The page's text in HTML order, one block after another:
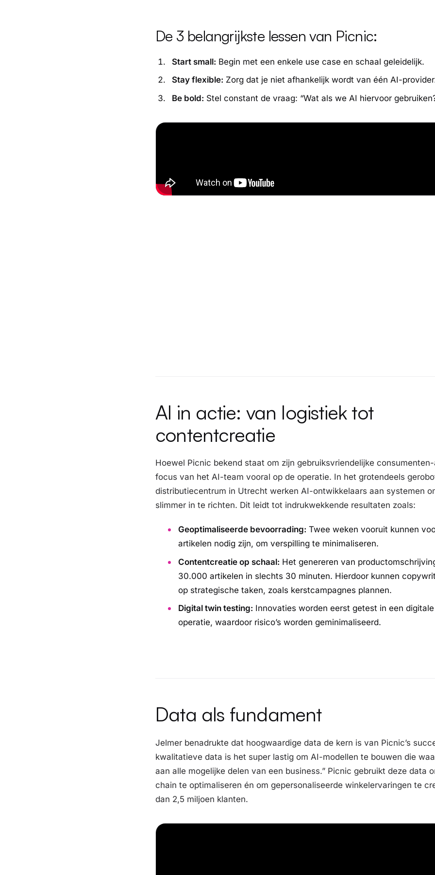
De 3 belangrijkste lessen van Picnic:
Start small: Begin met een enkele use case en schaal geleidelijk.
Stay flexible: Zorg dat je niet afhankelijk wordt van één AI-
Be bold: Stel constant de vraag: “Wat als we AI hiervoor
AI in actie: van logistiek tot
contentcreatie
Hoewel Picnic bekend staat om zijn gebruiksvriendelijke
focus van het AI-team vooral op de operatie. In het grotendeels
distributiecentrum in Utrecht werken AI-ontwikkelaars aan systemen
slimmer in te richten. Dit leidt tot indrukwekkende resultaten zoals:
Geoptimaliseerde bevoorrading: Twee weken vooruit kunnen
artikelen nodig zijn, om verspilling te minimaliseren.
Contentcreatie op schaal: Het genereren van
30.000 artikelen in slechts 30 minuten. Hierdoor kunnen
op strategische taken, zoals kerstcampagnes plannen.
Digital twin testing: Innovaties worden eerst getest in een
operatie, waardoor risico’s worden geminimaliseerd.
Data als fundament
Jelmer benadrukte dat hoogwaardige data de kern is van Picnic’s
kwalitatieve data is het super lastig om AI-modellen te bouwen die
aan alle mogelijke delen van een business.” Picnic gebruikt deze data
chain te optimaliseren én om gepersonaliseerde winkelervaringen te
dan 2,5 miljoen klanten.